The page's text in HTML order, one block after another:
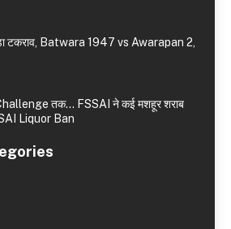
टकराव, Batwara 1947 vs Awarapan 2,
तक… FSSAI ने कई मशहूर शराब
Liquor Ban